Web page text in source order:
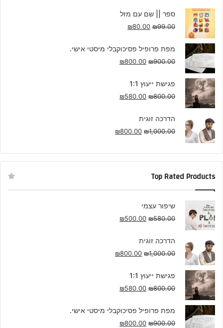
ספר || שם עם מזל
₪99.00
₪80.00
מפת פרופיל פסיכוקבלי מיסטי אישי.
₪900.00
₪800.00
פגישת ייעוץ 1:1
₪800.00
₪580.00
הדרכה זוגית
₪1,000.00
₪800.00
Top Rated Products
שיפור עצמי
₪580.00
₪500.00
הדרכה זוגית
₪1,000.00
₪800.00
פגישת ייעוץ 1:1
₪800.00
₪580.00
מפת פרופיל פסיכוקבלי מיסטי אישי.
₪900.00
₪800.00